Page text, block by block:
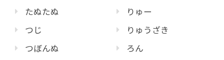
たぬたぬ
つじ
つぼんぬ
りゅー
りゅうざき
ろん